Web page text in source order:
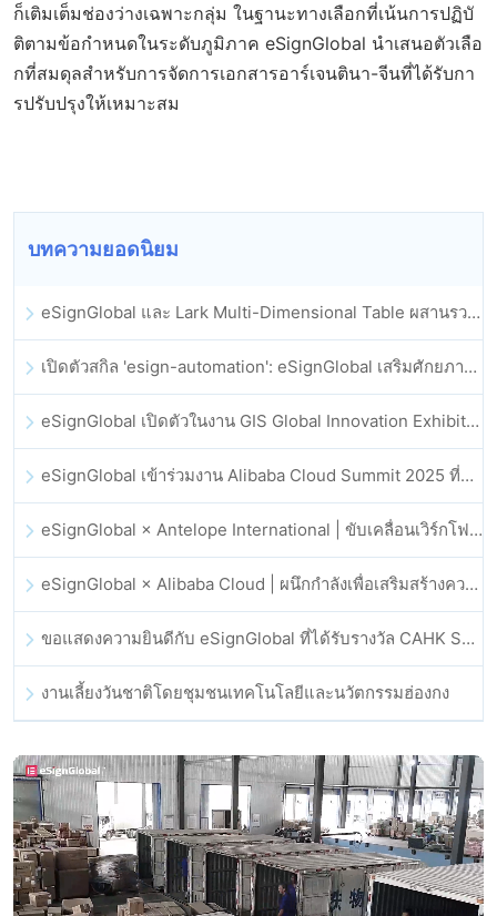
ก็เติมเต็มช่องว่างเฉพาะกลุ่ม ในฐานะทางเลือกที่เน้นการปฏิบั
ติตามข้อกำหนดในระดับภูมิภาค eSignGlobal นำเสนอตัวเลือ
กที่สมดุลสำหรับการจัดการเอกสารอาร์เจนตินา-จีนที่ได้รับกา
รปรับปรุงให้เหมาะสม
บทความยอดนิยม
eSignGlobal และ Lark Multi-Dimensional Table ผสานรวมกันอย่างเป็นทางการ: การลงนามและการเก็บถาวรสัญญาอิเล็กทรอนิกส์แบบอัตโนมัติเต็มรูปแบบ
เปิดตัวสกิล 'esign-automation': eSignGlobal เสริมศักยภาพให้ OpenClaw ด้วยลายเซ็นอิเล็กทรอนิกส์อัตโนมัติ
eSignGlobal เปิดตัวในงาน GIS Global Innovation Exhibition 2025
eSignGlobal เข้าร่วมงาน Alibaba Cloud Summit 2025 ที่ฮ่องกง เพื่อขับเคลื่อนนวัตกรรมคลาวด์ที่ขับเคลื่อนด้วย AI และความเชื่อมั่นทางดิจิทัล
eSignGlobal × Antelope International | ขับเคลื่อนเวิร์กโฟลดิจิทัลที่ปลอดภัยและขับเคลื่อนด้วย AI
eSignGlobal × Alibaba Cloud | ผนึกกำลังเพื่อเสริมสร้างความเชื่อมั่นดิจิทัลระดับโลกสำหรับฟินเทค
ขอแสดงความยินดีกับ eSignGlobal ที่ได้รับรางวัล CAHK STAR Award 2025
งานเลี้ยงวันชาติโดยชุมชนเทคโนโลยีและนวัตกรรมฮ่องกง